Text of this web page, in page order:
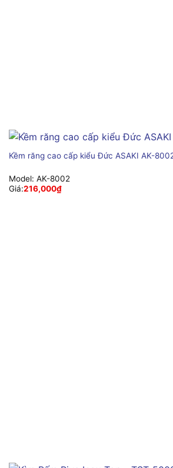
Kềm răng cao cấp kiểu Đức ASAKI AK-
Model: AK-8002
Giá:216,000₫